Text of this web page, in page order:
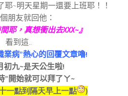
耶~明天星期一還要上班耶！！
朋友就回他：
耶，真想衝出去XXX~』
看到這..
業病”熱心的回覆文章嚕!
初九~是天公生啦!
”開始就可以拜了ㄚ~
一點到隔天早上一點
)